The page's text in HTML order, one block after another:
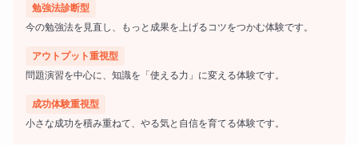
〈授業内容のイメージ〉
勉強法診断型
今の勉強法を見直し、もっと成果を上げるコツをつかむ体験です。
アウトプット重視型
問題演習を中心に、知識を「使える力」に変える体験です。
成功体験重視型
小さな成功を積み重ねて、やる気と自信を育てる体験です。